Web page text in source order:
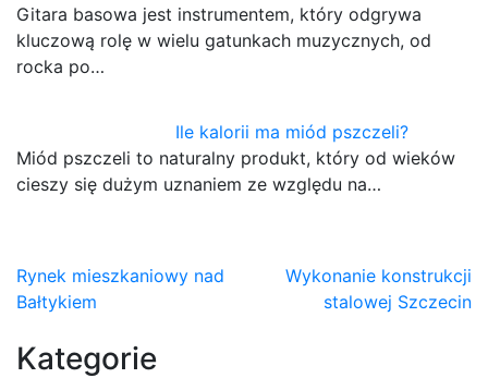
Gitara basowa jest instrumentem, który odgrywa
kluczową rolę w wielu gatunkach muzycznych, od
rocka po…
Ile kalorii ma miód pszczeli?
Miód pszczeli to naturalny produkt, który od wieków
cieszy się dużym uznaniem ze względu na…
Nawigacja
wpisu
Rynek mieszkaniowy nad
Bałtykiem
Wykonanie konstrukcji
stalowej Szczecin
Kategorie